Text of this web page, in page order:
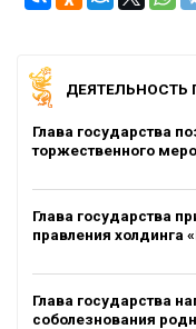
ДЕЯТЕЛЬНОСТЬ
Глава государства
торжественного
Глава государства
правления холдинга
Глава государства
соболезнования